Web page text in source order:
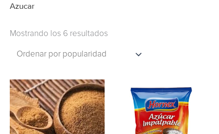
Azucar
Mostrando los 6 resultados
Rango
de
precios:
desde
UYU
223
Este
producto
tiene
múltiples